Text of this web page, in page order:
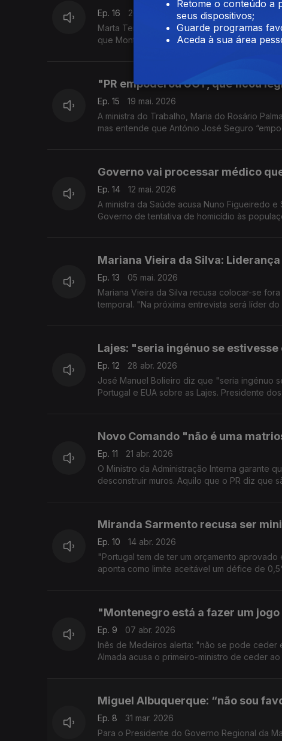
Ep. 16
26 mai. 2026
Marta Temido envia um recado ao Governo:
que Montenegro "vai com todas, vai com
"PR empoderou UGT, que ficou
Ep. 15
19 mai. 2026
A ministra do Trabalho, Maria do Rosário
mas entende que António José Seguro
Governo vai processar médico
Ep. 14
12 mai. 2026
A ministra da Saúde acusa Nuno Figueiredo
Governo de tentativa de homicídio às
Mariana Vieira da Silva:
Ep. 13
05 mai. 2026
Mariana Vieira da Silva recusa colocar-se
temporal. "Na próxima entrevista será líder
Lajes: "seria ingénuo se
Ep. 12
28 abr. 2026
José Manuel Bolieiro diz que "seria ingénuo
Portugal e EUA sobre as Lajes. Presidente
Novo Comando "não é uma
Ep. 11
21 abr. 2026
O Ministro da Administração Interna garante
desconstruir muros. Aquilo que o PR diz que
Miranda Sarmento recusa ser
Ep. 10
14 abr. 2026
"Portugal tem de ter um orçamento
aponta como limite aceitável um défice de
"Montenegro está a fazer um
Ep. 9
07 abr. 2026
Inês de Medeiros alerta: "não se pode ceder
Almada acusa o primeiro-ministro de ceder
Miguel Albuquerque: “não sou
Ep. 8
31 mar. 2026
Para o Presidente do Governo Regional da
Retome o conteúdo a
seus dispositivos;
Guarde programas
Aceda à sua área